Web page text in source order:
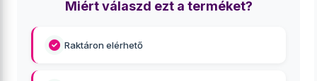
Miért válaszd ezt a terméket?
Raktáron elérhető